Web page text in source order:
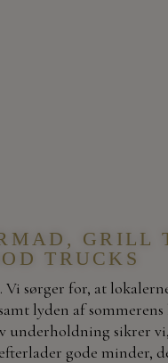
GRILL
TRUCKS
sørger for, at
lyden af sommerens
underholdning sikrer
gode minder,